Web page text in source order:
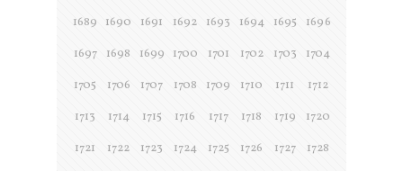
1689
1690 1691 1692 1693 1694 1695
1696
1697
1698 1699 1700 1701 1702 1703
1704
1705
1706 1707 1708 1709 1710 1711
1712
1713
1714 1715 1716 1717 1718 1719
1720
1721
1722 1723 1724 1725 1726 1727
1728